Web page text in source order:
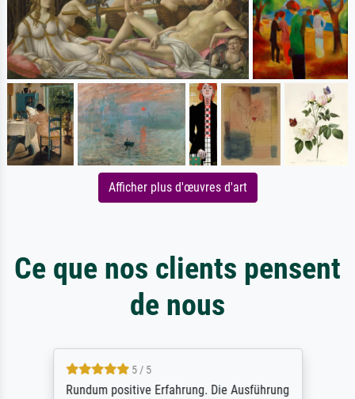
Afficher plus d'œuvres d'art
Ce que nos clients pensent
de nous
5 / 5
Rundum positive Erfahrung. Die Ausführung